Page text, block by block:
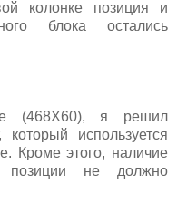
колонке позиция и
блока остались
(468Х60), я решил
используется
Кроме этого, наличие
позиции не должно